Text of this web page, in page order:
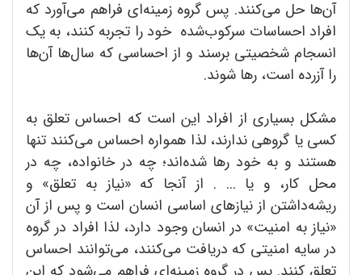
آن‌ها حل می‌کنند. پس گروه زمینه‌ای فراهم می‌آورد که
افراد احساسات سرکوب‌شده خود را تجربه کنند، به یک
انسجام شخصیتی برسند و از احساسی که سال‌ها آن‌ها
را ‌آزرده است، رها شوند.
مشکل بسیاری از افراد این است که احساس تعلق به
کسی یا گروهی ندارند، لذا همواره احساس می‌کنند تنها
هستند و به خود رها شده‌اند؛ چه در خانواده، چه در
محل کار، و یا ... . از آنجا که «نیاز به تعلق» و
ریشه‌داشتن از نیازهای اساسی انسان است و پس از آن
«نیاز به امنیت» در انسان وجود دارد، لذا افراد در گروه
در سایه امنیتی که دریافت می‌کنند، می‌توانند احساس